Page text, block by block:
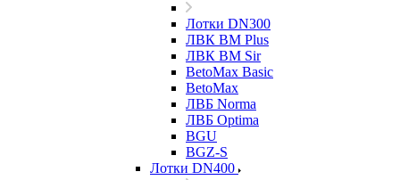
Лотки DN300
ЛВК ВМ Plus
ЛВК ВМ Sir
BetoMax Basic
BetoMax
ЛВБ Norma
ЛВБ Optima
BGU
BGZ-S
Лотки DN400